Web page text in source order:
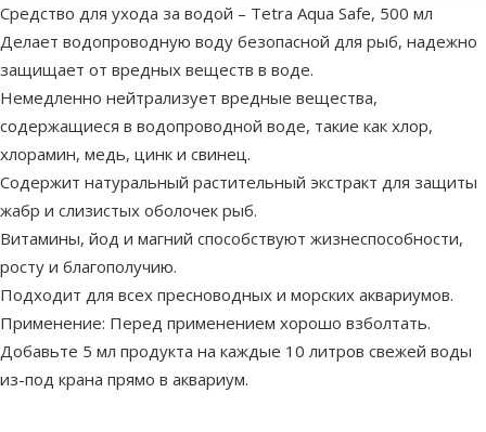
superzoo.product.detail.content
Средство для ухода за водой – Tetra Aqua Safe, 500 мл
Делает водопроводную воду безопасной для рыб, надежно
защищает от вредных веществ в воде.
Немедленно нейтрализует вредные вещества,
содержащиеся в водопроводной воде, такие как хлор,
хлорамин, медь, цинк и свинец.
Содержит натуральный растительный экстракт для защиты
жабр и слизистых оболочек рыб.
Витамины, йод и магний способствуют жизнеспособности,
росту и благополучию.
Подходит для всех пресноводных и морских аквариумов.
Применение: Перед применением хорошо взболтать.
Добавьте 5 мл продукта на каждые 10 литров свежей воды
из-под крана прямо в аквариум.